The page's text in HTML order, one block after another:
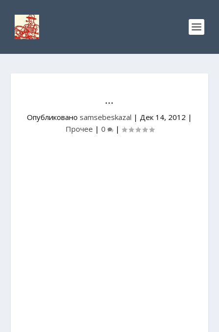
…
Опубликовано samsebeskazal | Дек 14, 2012 |
Прочее | 0 |